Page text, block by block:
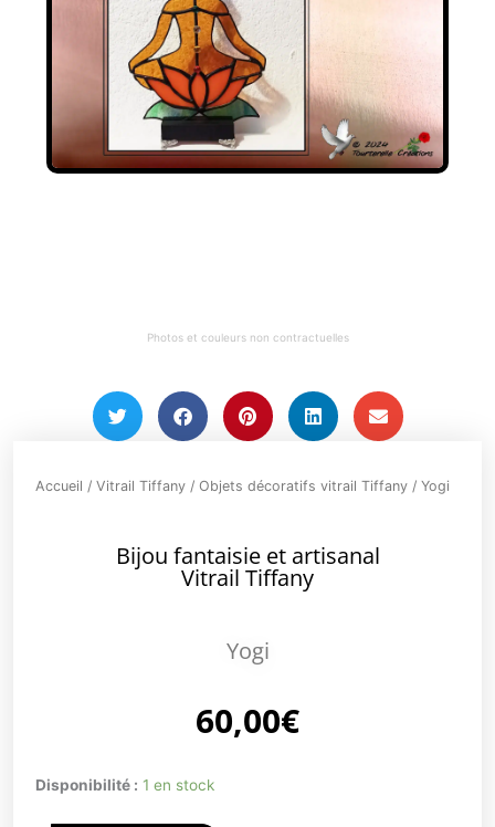
Photos et couleurs non contractuelles
Accueil /Vitrail Tiffany /Objets décoratifs vitrail Tiffany / Yogi
Bijou fantaisie et artisanal
Vitrail Tiffany
Yogi
60,00€
Disponibilité : 1 en stock
quantité